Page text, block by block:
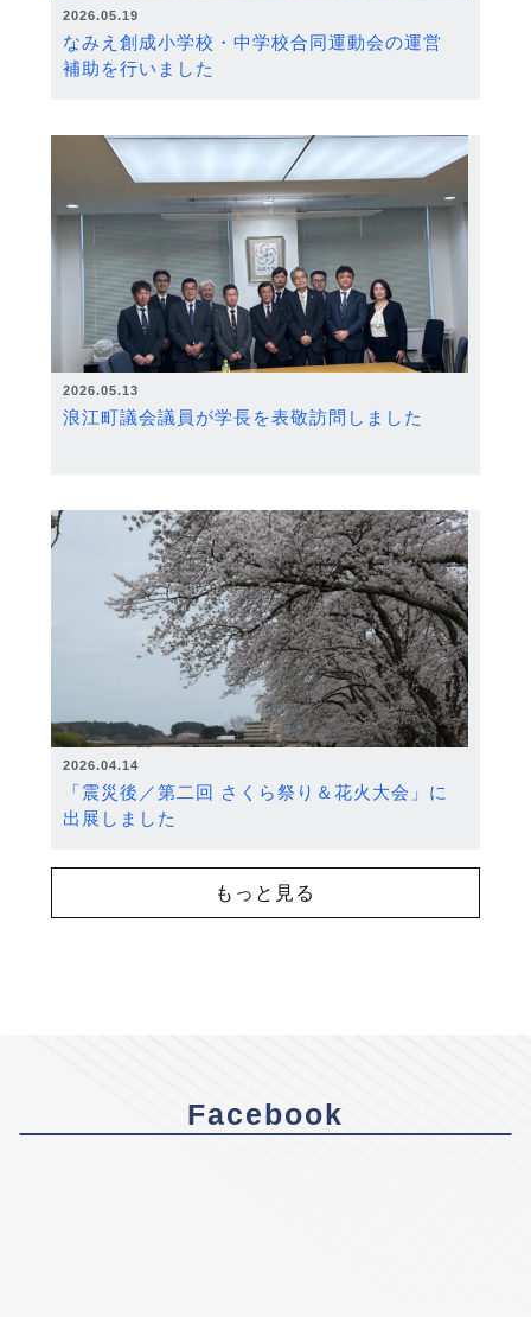
2026.05.19
なみえ創成小学校・中学校合同運動会の運営
補助を行いました
2026.05.13
浪江町議会議員が学長を表敬訪問しました
2026.04.14
「震災後／第二回 さくら祭り＆花火大会」に
出展しました
もっと見る
Facebook